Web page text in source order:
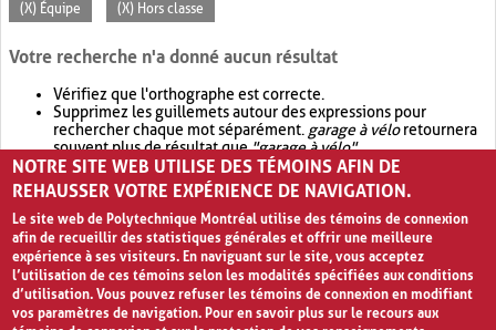
(X) Équipe (X) Hors classe
Votre recherche n'a donné aucun résultat
Vérifiez que l'orthographe est correcte.
Supprimez les guillemets autour des expressions pour
rechercher chaque mot séparément. garage à véloretournera
souvent plus de résultat que"garage à vélo".
Envisagez d'élargir votre recherche avec OR.garage OR vélo
retournera souvent plus de résultat quegarage à vélo
NOTRE SITE WEB UTILISE DES TÉMOINS AFIN DE
REHAUSSER VOTRE EXPÉRIENCE DE NAVIGATION.
Le site web de Polytechnique Montréal utilise des témoins de connexion
afin de recueillir des statistiques générales et offrir une meilleure
expérience à ses visiteurs. En naviguant sur le site, vous acceptez
l’utilisation de ces témoins selon les modalités spécifiées aux conditions
d’utilisation. Vous pouvez refuser les témoins de connexion en modifiant
vos paramètres de navigation. Pour en savoir plus sur le recours aux